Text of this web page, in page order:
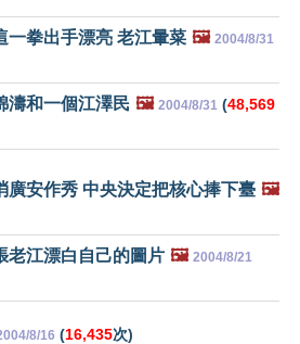
一拳出手漂亮 老江暈菜 🖼️ 2004/8/31
濤和一個江澤民 🖼️ 2004/8/31 (48,569
廣安作秀 中央決定把核心捧下臺 🖼️
老江漂白自己的圖片 🖼️ 2004/8/21
8/16 (16,435次)